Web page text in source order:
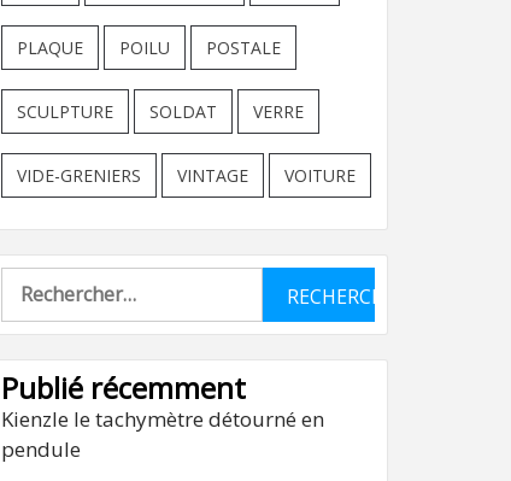
PLAQUE POILU POSTALE
SCULPTURE SOLDAT VERRE
VIDE-GRENIERS VINTAGE VOITURE
Rechercher :
Publié récemment
Kienzle le tachymètre détourné en
pendule